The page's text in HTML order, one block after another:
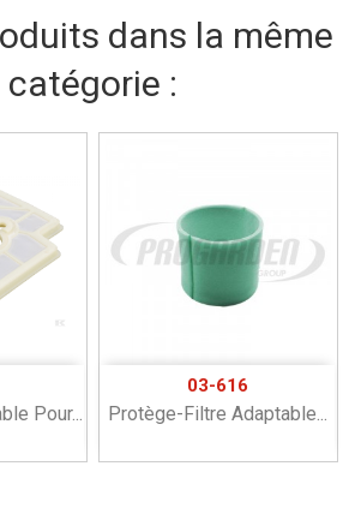
dans la même
catégorie :
Pour...
03-616
Protège-Filtre Adaptable...